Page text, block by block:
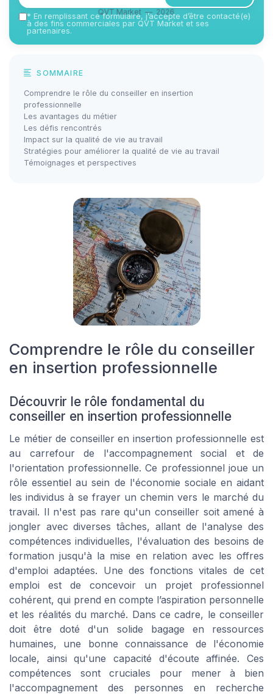
QVT Market — 2026
* En remplissant ce formulaire, j’accepte d’être contacté(e)
à des fins commerciales par QVT Market et ses
partenaires.
SOMMAIRE
Comprendre le rôle du conseiller en insertion
professionnelle
Les avantages du métier
Les défis rencontrés
Impact sur la qualité de vie au travail
Stratégies pour améliorer la qualité de vie au travail
Témoignages et perspectives
Comprendre le rôle du conseiller
en insertion professionnelle
Découvrir le rôle fondamental du
conseiller en insertion professionnelle
Le métier de conseiller en insertion professionnelle est
au carrefour de l'accompagnement social et de
l'orientation professionnelle. Ce professionnel joue un
rôle essentiel au sein de l'économie sociale en aidant
les individus à se frayer un chemin vers le marché du
travail. Il n'est pas rare qu'un conseiller soit amené à
jongler avec diverses tâches, allant de l'analyse des
compétences individuelles, l'évaluation des besoins de
formation jusqu'à la mise en relation avec les offres
d'emploi adaptées. Une des fonctions vitales de cet
emploi est de concevoir un projet professionnel
cohérent, qui prend en compte l’aspiration personnelle
et les réalités du marché. Dans ce cadre, le conseiller
doit être doté d'un solide bagage en ressources
humaines, une bonne connaissance de l'économie
locale, ainsi qu'une capacité d'écoute affinée. Ces
compétences sont cruciales pour mener à bien
l'accompagnement des personnes en recherche